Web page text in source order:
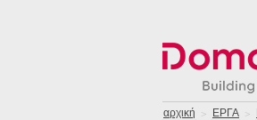
αρχική ΕΡΓΑ